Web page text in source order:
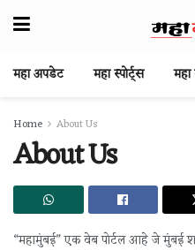
महा अपडेट महा स्पोर्ट्स
Home About Us
About Us
“महामुंबई” एक वेब पोर्टल आहे जे मुंबई